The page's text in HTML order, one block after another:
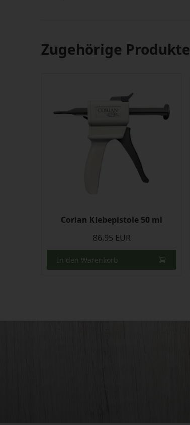
Zugehörige Produkte
Corian Klebepistole 50 ml
86,95 EUR
In den Warenkorb